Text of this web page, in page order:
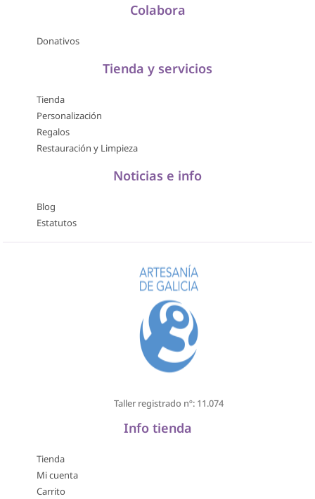
Colabora
Donativos
Tienda y servicios
Tienda
Personalización
Regalos
Restauración y Limpieza
Noticias e info
Blog
Estatutos
Taller registrado nº: 11.074
Info tienda
Tienda
Mi cuenta
Carrito